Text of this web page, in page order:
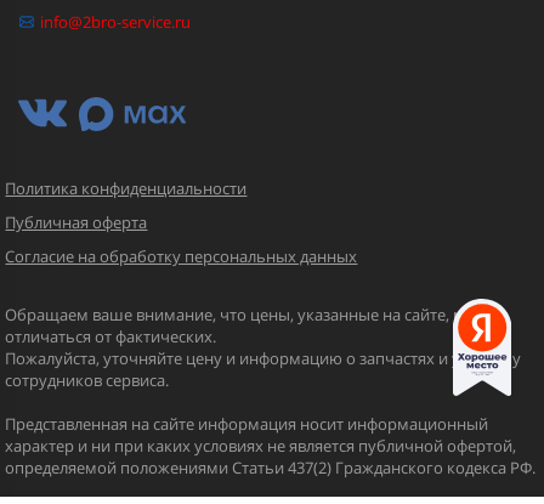
info@2bro-service.ru
Политика конфиденциальности
Публичная оферта
Согласие на обработку персональных данных
Обращаем ваше внимание, что цены, указанные на сайте, могут
отличаться от фактических.
Пожалуйста, уточняйте цену и информацию о запчастях и услугах у
сотрудников сервиса.
Представленная на сайте информация носит информационный
характер и ни при каких условиях не является публичной офертой,
определяемой положениями Статьи 437(2) Гражданского кодекса РФ.